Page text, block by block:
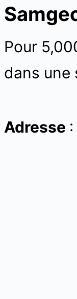
Pour
dans une
Adresse